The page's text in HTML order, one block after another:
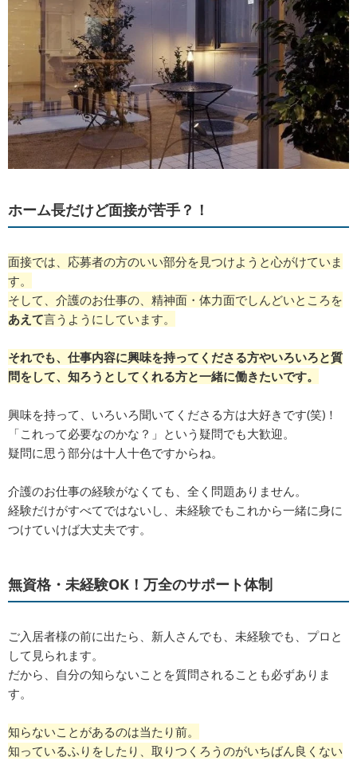
ホーム長だけど面接が苦手？！
面接では、応募者の方のいい部分を見つけようと心がけていま
す。
そして、介護のお仕事の、精神面・体力面でしんどいところを
あえて言うようにしています。
それでも、仕事内容に興味を持ってくださる方やいろいろと質
問をして、知ろうとしてくれる方と一緒に働きたいです。
興味を持って、いろいろ聞いてくださる方は大好きです(笑)！
「これって必要なのかな？」という疑問でも大歓迎。
疑問に思う部分は十人十色ですからね。
介護のお仕事の経験がなくても、全く問題ありません。
経験だけがすべてではないし、未経験でもこれから一緒に身に
つけていけば大丈夫です。
無資格・未経験OK！万全のサポート体制
ご入居者様の前に出たら、新人さんでも、未経験でも、プロと
して見られます。
だから、自分の知らないことを質問されることも必ずありま
す。
知らないことがあるのは当たり前。
知っているふりをしたり、取りつくろうのがいちばん良くない